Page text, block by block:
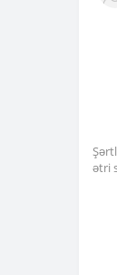
ətri